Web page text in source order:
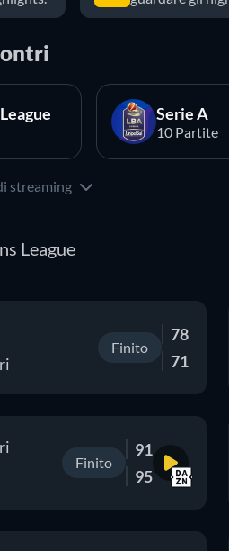
Serie A
10 Partite
streaming
League
Finito
78
71
Finito
91
95